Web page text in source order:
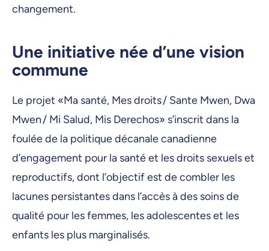
changement.
Une initiative née d’une vision
commune
Le projet «Ma santé, Mes droits / Sante Mwen, Dwa
Mwen / Mi Salud, Mis Derechos» s’inscrit dans la
foulée de la politique décanale canadienne
d’engagement pour la santé et les droits sexuels et
reproductifs, dont l’objectif est de combler les
lacunes persistantes dans l’accès à des soins de
qualité pour les femmes, les adolescentes et les
enfants les plus marginalisés.